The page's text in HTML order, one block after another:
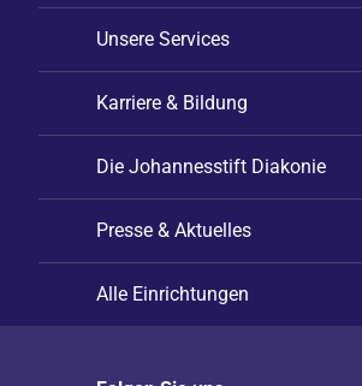
Unsere Services
Karriere & Bildung
Die Johannesstift Diakonie
Presse & Aktuelles
Alle Einrichtungen